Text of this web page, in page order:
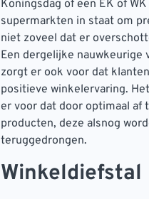
Koningsdag of een EK of
supermarkten in staat om
niet zoveel dat er
Een dergelijke
zorgt er ook voor dat
positieve winkelervaring.
er voor dat door optimaal af
producten, deze alsnog
teruggedrongen.
Winkeldiefstal